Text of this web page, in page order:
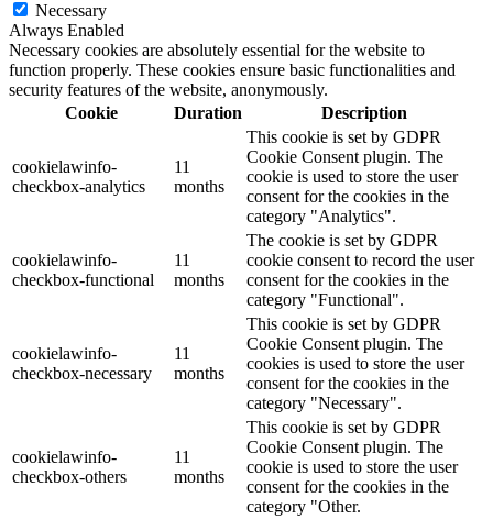
Necessary
Always Enabled
Necessary cookies are absolutely essential for the website to
function properly. These cookies ensure basic functionalities and
security features of the website, anonymously.
Cookie
Duration Description
cookielawinfo-
checkbox-analytics
11
months
This cookie is set by GDPR
Cookie Consent plugin. The
cookie is used to store the user
consent for the cookies in the
category "Analytics".
cookielawinfo-
checkbox-functional
11
months
The cookie is set by GDPR
cookie consent to record the user
consent for the cookies in the
category "Functional".
cookielawinfo-
checkbox-necessary
11
months
This cookie is set by GDPR
Cookie Consent plugin. The
cookies is used to store the user
consent for the cookies in the
category "Necessary".
cookielawinfo-
checkbox-others
11
months
This cookie is set by GDPR
Cookie Consent plugin. The
cookie is used to store the user
consent for the cookies in the
category "Other.